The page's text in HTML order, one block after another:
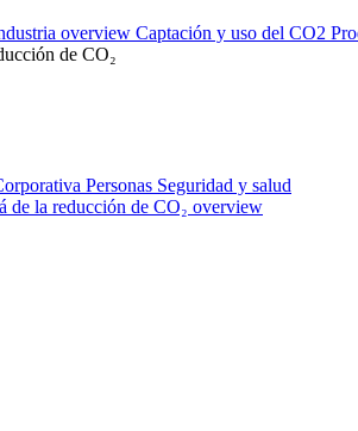
overview Captación y uso del CO2
de CO₂
Personas Seguridad y salud
de la reducción de CO₂ overview